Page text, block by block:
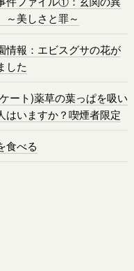
美しさと罪～
情報：エビスグサの花が
した
ート)薬草の葉っぱを吸い
はいますか？喫煙者限定
食べる